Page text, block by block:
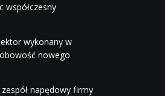
współczesny
wykonany w
nowego
napędowy firmy